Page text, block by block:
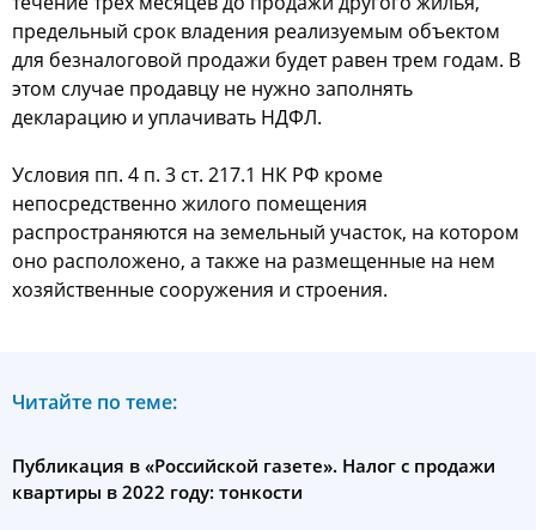
предельный срок владения реализуемым объектом
для безналоговой продажи будет равен трем годам. В
этом случае продавцу не нужно заполнять
декларацию и уплачивать НДФЛ.
Условия пп. 4 п. 3 ст. 217.1 НК РФ кроме
непосредственно жилого помещения
распространяются на земельный участок, на котором
оно расположено, а также на размещенные на нем
хозяйственные сооружения и строения.
Читайте по теме:
Публикация в «Российской газете». Налог с продажи
квартиры в 2022 году: тонкости